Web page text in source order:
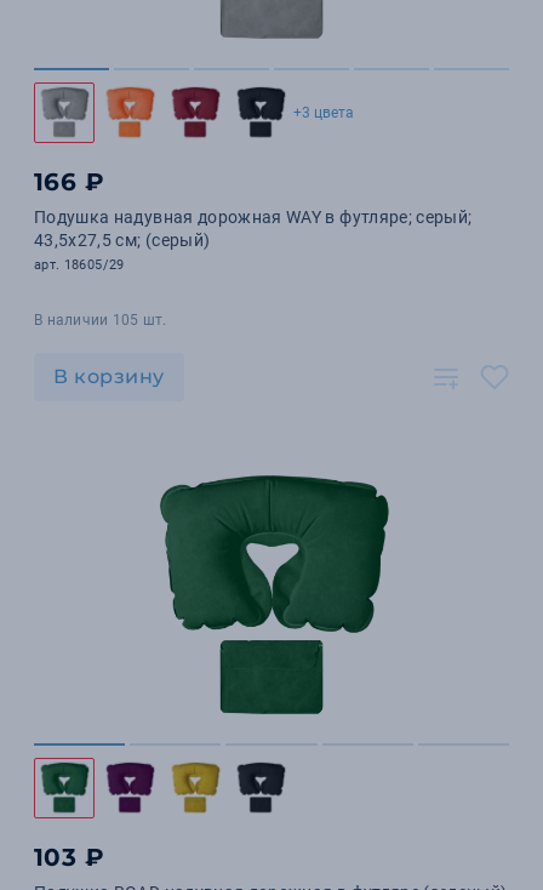
+3 цвета
166 ₽
Подушка надувная дорожная WAY в футляре; серый;
43,5х27,5 см; (серый)
арт. 18605/29
В наличии 105 шт.
В корзину
103 ₽